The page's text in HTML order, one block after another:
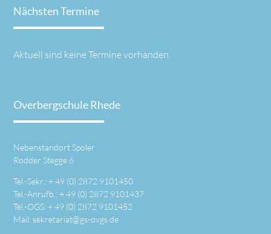
Nächsten Termine
Aktuell sind keine Termine vorhanden.
Overbergschule Rhede
Nebenstandort Spoler
Rodder Stegge 6
Tel.-Sekr.: +49 (0) 2872 9101450
Tel.-Anrufb.: +49 (0) 2872 9101437
Tel.-OGS: +49 (0) 2872 9101452
Mail: sekretariat@gs-ovgs.de